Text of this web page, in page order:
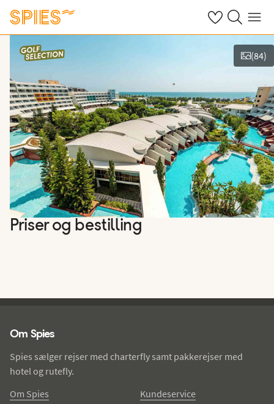
Se dine gemte
Søg påMenu
Vis film og billeder
(84)
Priser og bestilling
Om Spies
Spies sælger rejser med charterfly samt pakkerejser med
hotel og rutefly.
Om Spies
Kundeservice